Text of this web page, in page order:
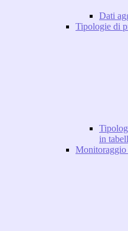
Dati
Tipologie di
in
Monitoraggio